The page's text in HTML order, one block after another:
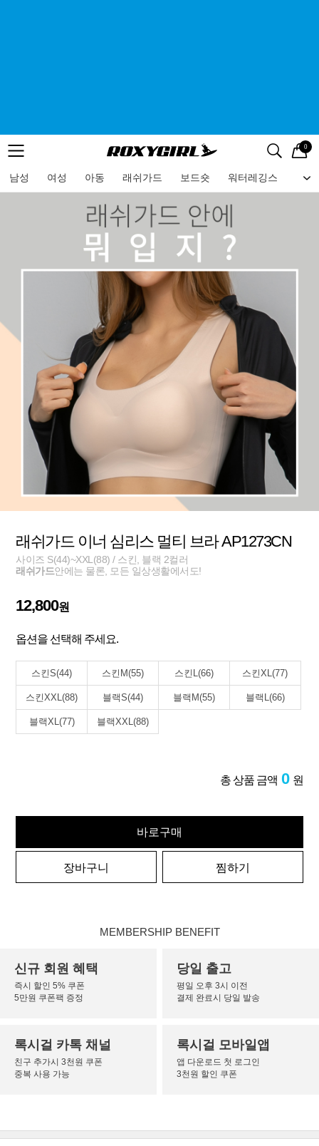
메뉴 검색
로고 0
남성 여성 아동 래쉬가드 보드숏 워터레깅스 비
메뉴
래쉬가드 이너 심리스 멀티 브라 AP1273CN
사이즈 S(44)~XXL(88) / 스킨, 블랙 2컬러
래쉬가드안에는 물론, 모든 일상생활에서도!
12,800원
옵션을 선택해 주세요.
스킨S(44) 스킨M(55) 스킨L(66) 스킨XL(77)
스킨XXL(88) 블랙S(44) 블랙M(55) 블랙L(66)
블랙XL(77) 블랙XXL(88)
총 상품 금액 0 원
바로구매
장바구니 찜하기
MEMBERSHIP BENEFIT
신규 회원 혜택
즉시 할인 5% 쿠폰
5만원 쿠폰팩 증정
당일 출고
평일 오후 3시 이전
결제 완료시 당일 발송
록시걸 카톡 채널
친구 추가시 3천원 쿠폰
중복 사용 가능
록시걸 모바일앱
앱 다운로드 첫 로그인
3천원 할인 쿠폰